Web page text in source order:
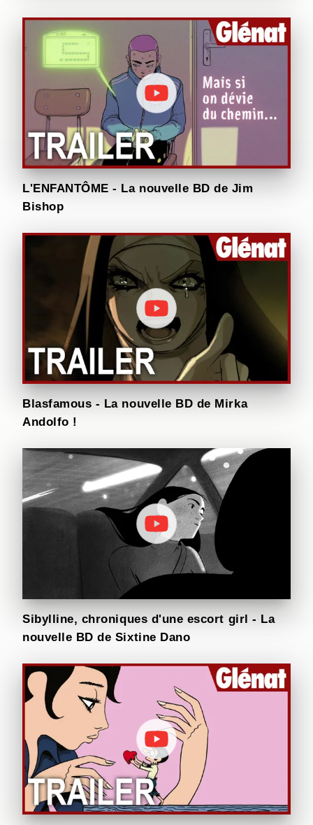
L'ENFANTÔME - La nouvelle BD de Jim
Bishop
Blasfamous - La nouvelle BD de Mirka
Andolfo !
Sibylline, chroniques d'une escort girl - La
nouvelle BD de Sixtine Dano